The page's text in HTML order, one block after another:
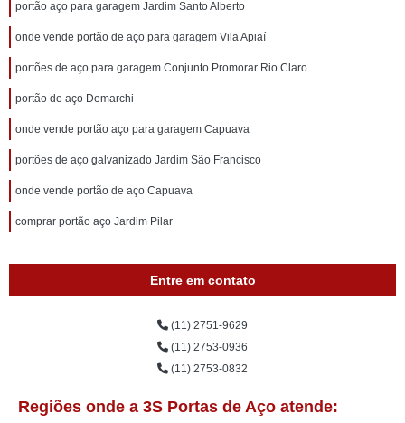
portão aço para garagem Jardim Santo Alberto
onde vende portão de aço para garagem Vila Apiaí
portões de aço para garagem Conjunto Promorar Rio Claro
portão de aço Demarchi
onde vende portão aço para garagem Capuava
portões de aço galvanizado Jardim São Francisco
onde vende portão de aço Capuava
comprar portão aço Jardim Pilar
Entre em contato
(11) 2751-9629
(11) 2753-0936
(11) 2753-0832
Regiões onde a 3S Portas de Aço atende: